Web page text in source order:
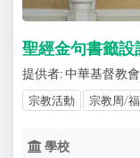
聖經金句書籤設
提供者: 中華基督教
宗教活動 宗教周/
學校